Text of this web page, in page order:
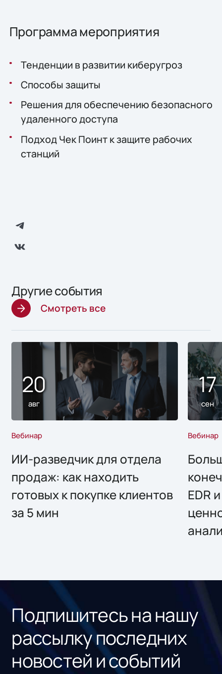
Программа мероприятия
Тенденции в развитии киберугроз
Способы защиты
Решения для обеспечению безопасного
удаленного доступа
Подход Чек Поинт к защите рабочих
станций
Другие события
Смотреть все
20
авг
Вебинар
ИИ-разведчик для отдела
продаж: как находить
готовых к покупке клиентов
за 5 мин
17
сен
Вебинар
EDR
Подпишитесь на нашу
рассылку последних
новостей и событий